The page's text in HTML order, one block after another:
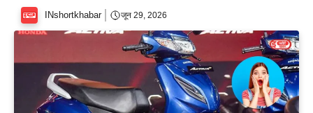
INshortkhabar जून 29, 2026